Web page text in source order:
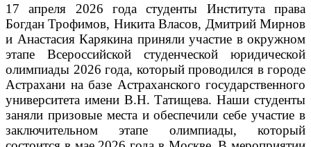
17 апреля 2026 года студенты Института права
Богдан Трофимов, Никита Власов, Дмитрий Мирнов
и Анастасия Карякина приняли участие в окружном
этапе Всероссийской студенческой юридической
олимпиады 2026 года, который проводился в городе
Астрахани на базе Астраханского государственного
университета имени В.Н. Татищева.Наши студенты
заняли призовые места и обеспечили себе участие в
заключительном этапе олимпиады, который